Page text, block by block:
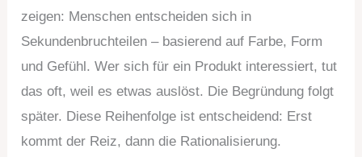
zeigen: Menschen entscheiden sich in
Sekundenbruchteilen – basierend auf Farbe, Form
und Gefühl. Wer sich für ein Produkt interessiert, tut
das oft, weil es etwas auslöst. Die Begründung folgt
später. Diese Reihenfolge ist entscheidend: Erst
kommt der Reiz, dann die Rationalisierung.